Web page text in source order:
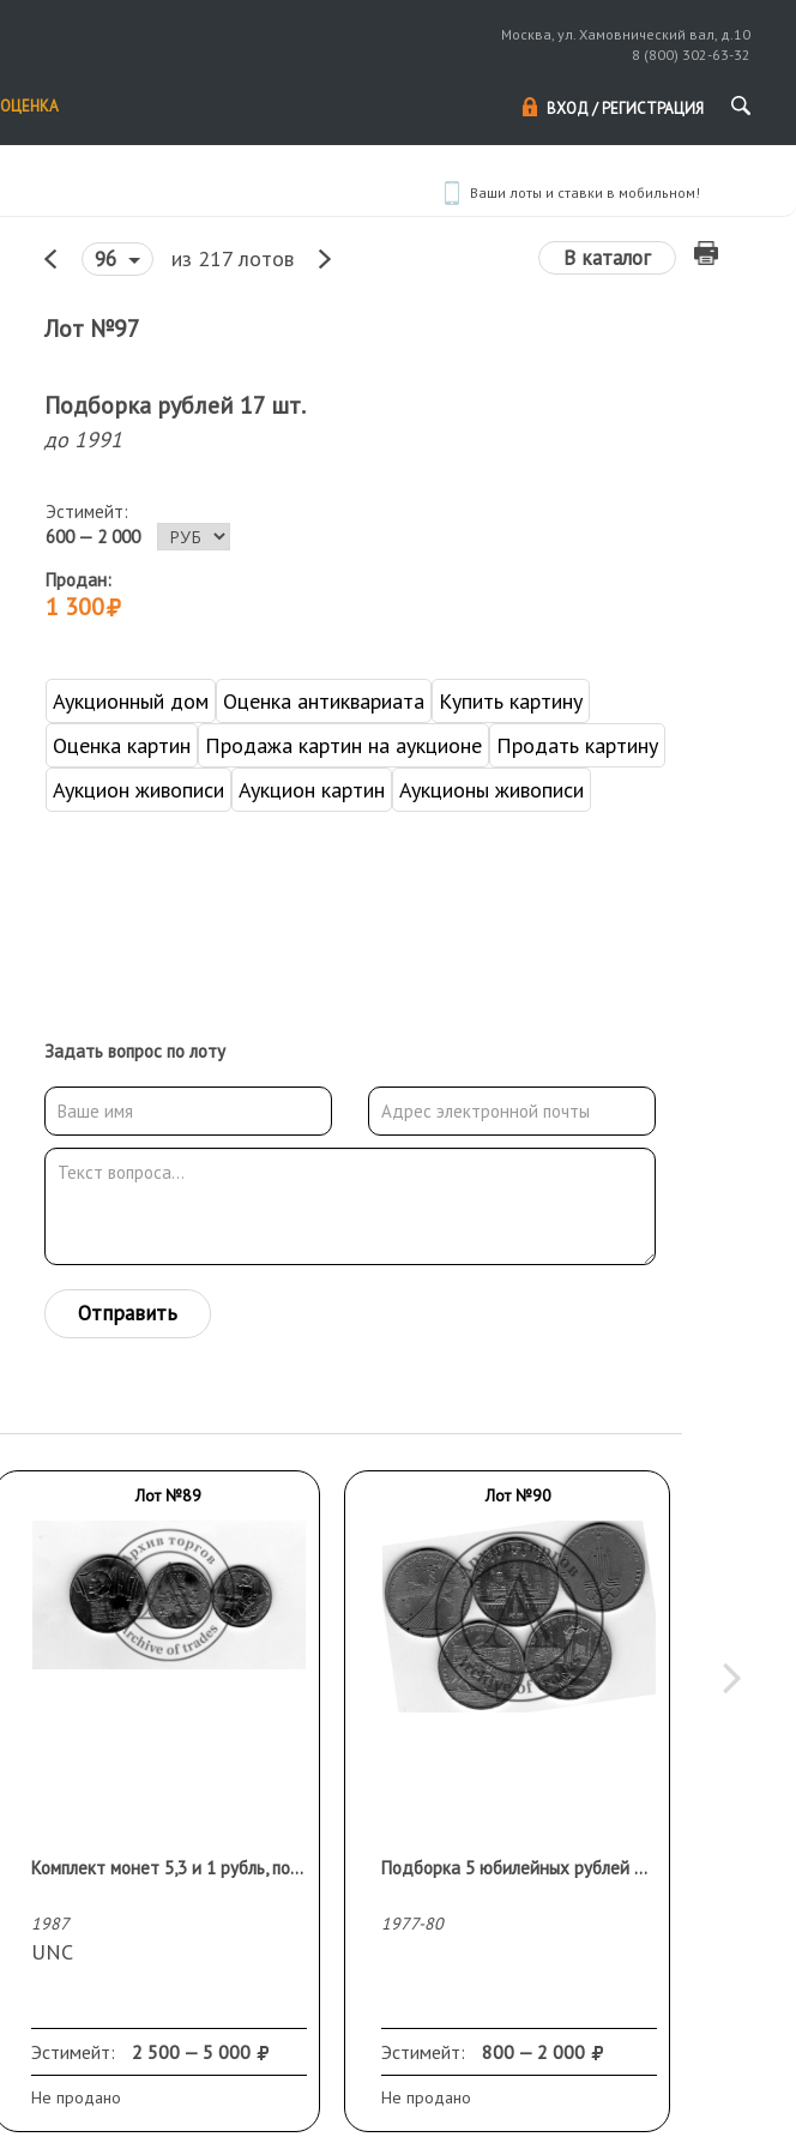
Москва, ул. Хамовнический вал, д.10
8 (800) 302-63-32
ОЦЕНКА ВХОД / РЕГИСТРАЦИЯ
Ваши лоты и ставки в мобильном!
96 из 217 лотов В каталог
Лот №97
Подборка рублей 17 шт.
до 1991
Эстимейт:
600 — 2 000
Продан:
1 300
Аукционный дом Оценка антиквариата
Купить картину
Оценка картин
Продажа картин на аукционе
Продать картину
Аукцион живописи Аукцион картин Аукционы живописи
Задать вопрос по лоту
Отправить
Лот №89
Комплект монет 5,3 и 1 рубль, посвященный 70- летию Октябрьской революции
1987
UNC
Эстимейт: 2 500 — 5 000
Не продано
Лот №90
Подборка 5 юбилейных рублей Олимпиада -80
1977-80
Эстимейт: 800 — 2 000
Не продано